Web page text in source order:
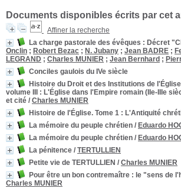
Documents disponibles écrits par cet
Affiner la recherche
La charge pastorale des évêques : Décret
Onclin ; Robert Bezac ; N. Jubany ; Jean BADRE ;
LEGRAND ; Charles MUNIER ; Jean Bernhard ;
Conciles gaulois du IVe siècle
Histoire du Droit et des Institutions de
volume III
: L'Église dans l'Empire romain (IIe-IIIe
et cité / Charles MUNIER
Histoire de l'Église. Tome 1 : L'Antiquité
La mémoire du peuple chrétien / Eduardo
La mémoire du peuple chrétien / Eduardo
La pénitence / TERTULLIEN
Petite vie de TERTULLIEN / Charles MUNIER
Pour être un bon contremaître : le "sens de
Charles MUNIER